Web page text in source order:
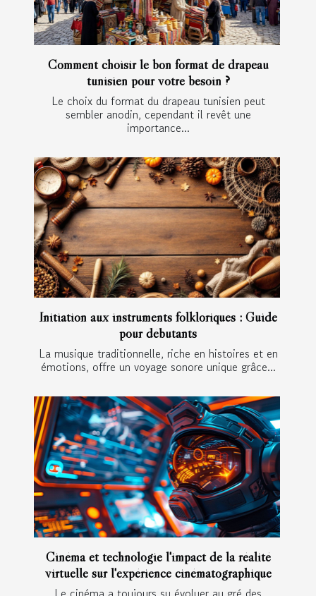
Comment choisir le bon format de drapeau
tunisien pour votre besoin ?
Le choix du format du drapeau tunisien peut
sembler anodin, cependant il revêt une
importance...
Initiation aux instruments folkloriques : Guide
pour débutants
La musique traditionnelle, riche en histoires et en
émotions, offre un voyage sonore unique grâce...
Cinéma et technologie l'impact de la réalité
virtuelle sur l'expérience cinématographique